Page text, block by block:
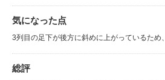
気になった点
3列目の足下が後方に斜めに上がっているため
総評